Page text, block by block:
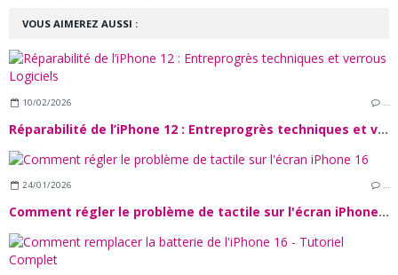
VOUS AIMEREZ AUSSI :
10/02/2026 …
Réparabilité de l’iPhone 12 : Entreprogrès techniques et verrous Logiciels
24/01/2026 …
Comment régler le problème de tactile sur l'écran iPhone 16